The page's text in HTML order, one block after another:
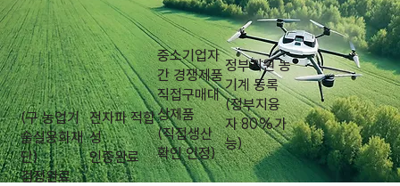
(구 농업기
술실용화재
단)
​검정완료
전자파 적합
성
​인증완료
중소기업자
간 경쟁제품
직접구매대
상제품
​(직접생산
확인 인정)
정부지원 농
기계 등록
​(정부지융
자 80%가
능)